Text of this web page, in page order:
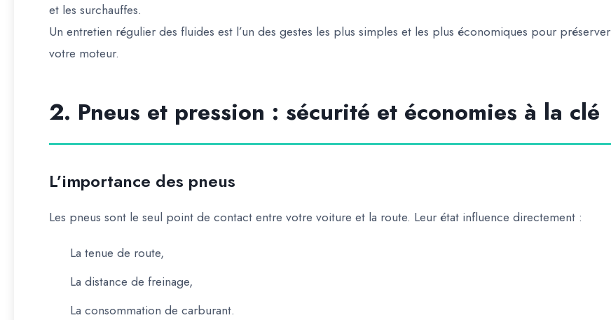
et les surchauffes.
Un entretien régulier des fluides est l’un des gestes les plus simples et les plus économiques pour préserver
votre moteur.
2. Pneus et pression : sécurité et économies à la clé
L’importance des pneus
Les pneus sont le seul point de contact entre votre voiture et la route. Leur état influence directement :
La tenue de route,
La distance de freinage,
La consommation de carburant.